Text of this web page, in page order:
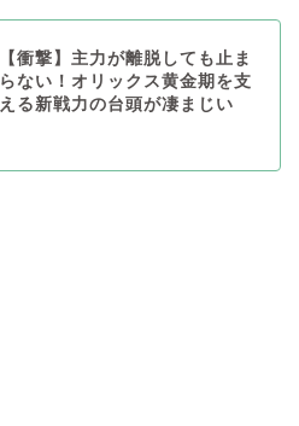
【衝撃】主力が離脱しても止ま
らない！オリックス黄金期を支
える新戦力の台頭が凄まじい